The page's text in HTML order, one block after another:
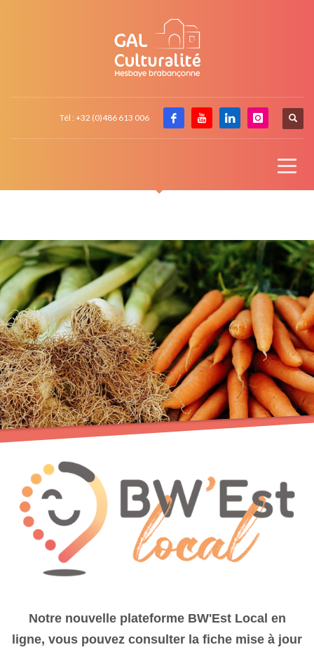
Tél : +32 (0)486 613 006
Notre nouvelle plateforme BW'Est Local en
ligne, vous pouvez consulter la fiche mise à jour